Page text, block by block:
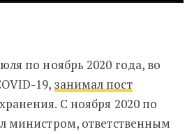
по ноябрь 2020 года, во
19, занимал пост
С ноября 2020 по
министром, ответственным